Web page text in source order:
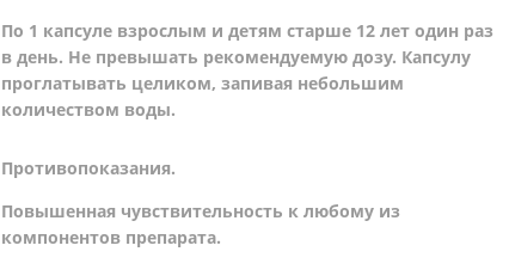
По 1 капсуле взрослым и детям старше 12 лет один раз
в день. Не превышать рекомендуемую дозу. Капсулу
проглатывать целиком, запивая небольшим
количеством воды.
Противопоказания.
Повышенная чувствительность к любому из
компонентов препарата.